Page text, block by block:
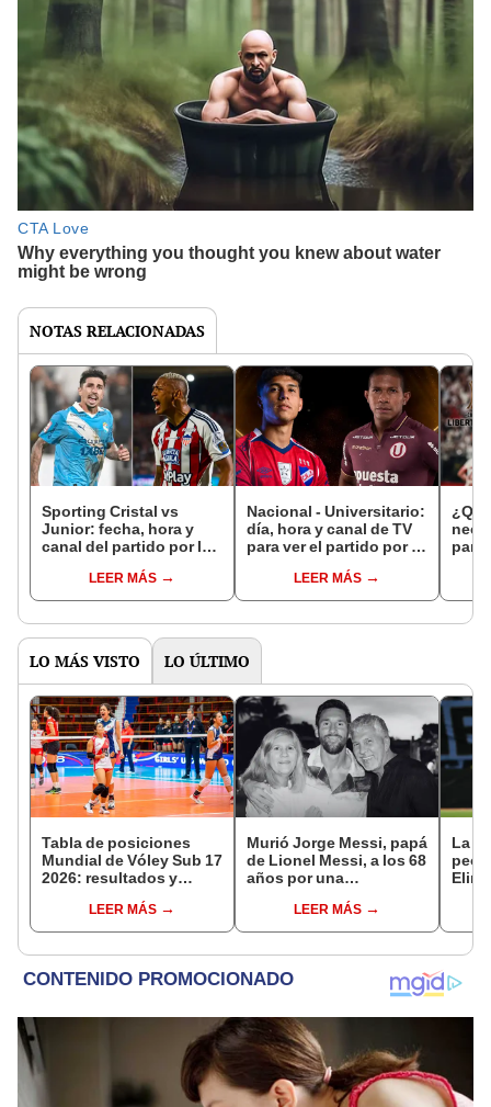
NOTAS RELACIONADAS
Sporting Cristal vs
Junior: fecha, hora y
canal del partido por la
Libertadores 2026
LEER MÁS
Nacional - Universitario:
día, hora y canal de TV
para ver el partido por la
LEER MÁS
para
LO MÁS VISTO LO ÚLTIMO
Tabla de posiciones
Mundial de Vóley Sub 17
2026: resultados y
de gruposLEER MÁS
Murió Jorge Messi, papá
de Lionel Messi, a los 68
años por una
LEER MÁS
La
peor